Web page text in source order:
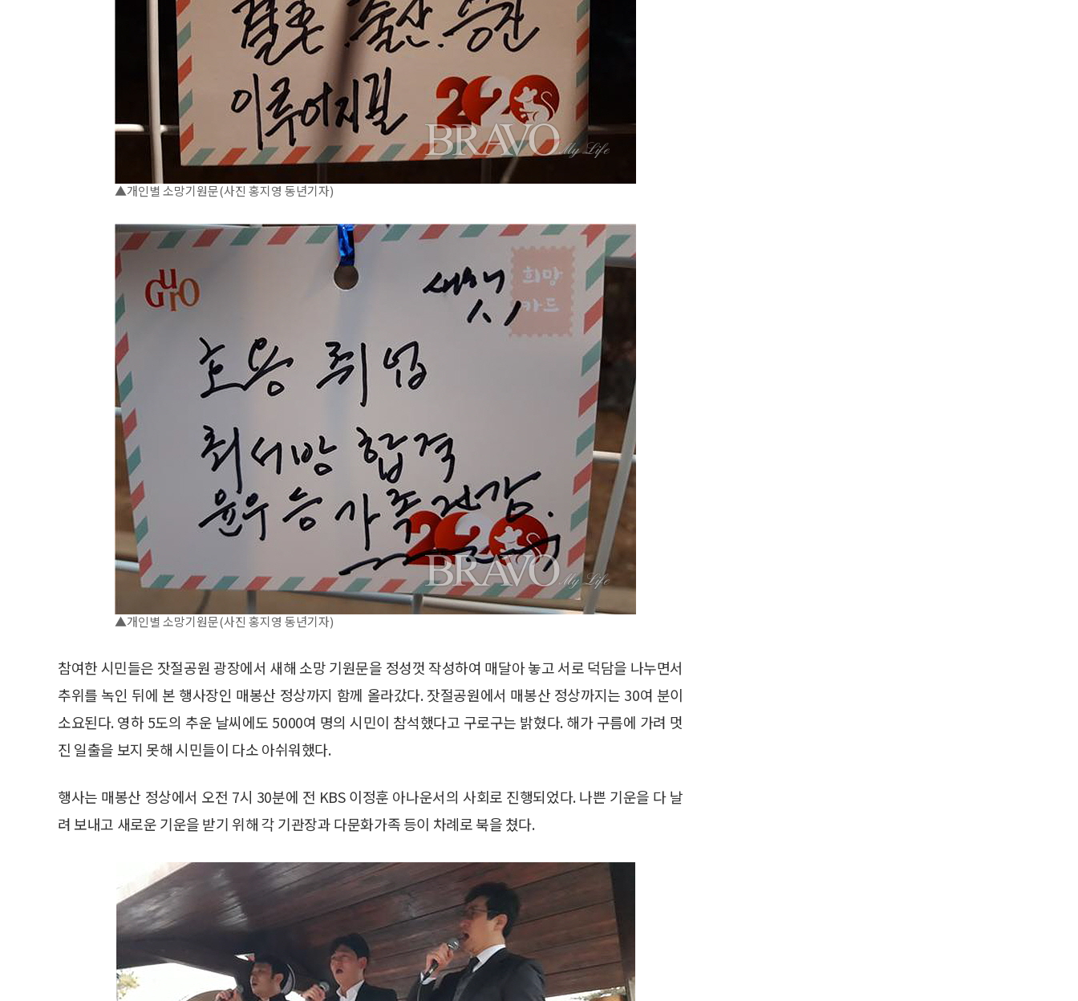
▲개인별 소망기원문(사진 홍지영 동년기자)
▲개인별 소망기원문(사진 홍지영 동년기자)
참여한 시민들은 잣절공원 광장에서 새해 소망 기원문을 정성껏 작성하여 매달아 놓고 서로 덕담을 나누면서
추위를 녹인 뒤에 본 행사장인 매봉산 정상까지 함께 올라갔다. 잣절공원에서 매봉산 정상까지는 30여 분이
소요된다. 영하 5도의 추운 날씨에도 5000여 명의 시민이 참석했다고 구로구는 밝혔다. 해가 구름에 가려 멋
진 일출을 보지 못해 시민들이 다소 아쉬워했다.
행사는 매봉산 정상에서 오전 7시 30분에 전 KBS 이정훈 아나운서의 사회로 진행되었다. 나쁜 기운을 다 날
려 보내고 새로운 기운을 받기 위해 각 기관장과 다문화가족 등이 차례로 북을 쳤다.